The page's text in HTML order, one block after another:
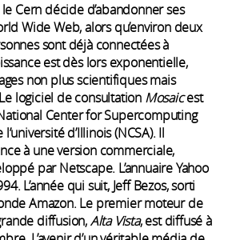
Cern décide d’abandonner ses
Wide Web, alors qu’environ deux
sont déjà connectées à
est dès lors exponentielle,
non plus scientifiques mais
logiciel de consultation Mosaicest
Center for Supercomputing
d’Illinois (NCSA). Il
à une version commerciale,
par Netscape. L’annuaire Yahoo
L’année qui suit, Jeff Bezos, sorti
Amazon. Le premier moteur de
diffusion,Alta Vista, est diffusé à